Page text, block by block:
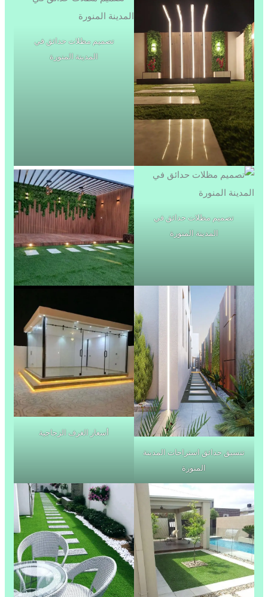
تصميم مظلات حدائق في
المدينة المنورة
تصميم مظلات حدائق في
المدينة المنورة
تنسيق حدائق استراحات المدينة
المنورة
أسعار الغرف الزجاجية